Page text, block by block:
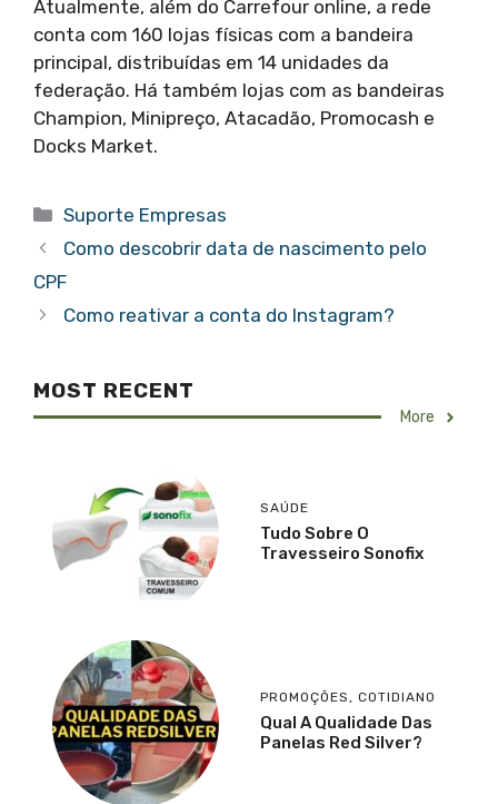
Atualmente, além do Carrefour online, a rede
conta com 160 lojas físicas com a bandeira
principal, distribuídas em 14 unidades da
federação. Há também lojas com as bandeiras
Champion, Minipreço, Atacadão, Promocash e
Docks Market.
Categorias
Suporte Empresas
Como descobrir data de nascimento pelo
CPF
Como reativar a conta do Instagram?
MOST RECENT
More
SAÚDE
Tudo Sobre O
Travesseiro Sonofix
PROMOÇÕES, COTIDIANO
Qual A Qualidade Das
Panelas Red Silver?